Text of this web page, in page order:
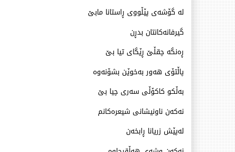
له‌ گۆشه‌ی پێڵووی ڕاستانا مابێ
گیرفانه‌كانتان بدڕن
ڕه‌نگه‌ چقڵێ ڕێگای تیا بێ
پاڵتۆی هه‌ور به‌خوێن بشۆنه‌وه‌
به‌ڵكو كاكۆڵی سه‌ری چیا بێ
نه‌كه‌ن ناونیشانی شیعره‌كانم
له‌پێش زریانا ڕابخه‌ن